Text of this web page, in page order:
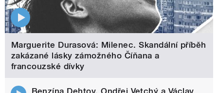
Marguerite Durasová: Milenec. Skandální příběh
zakázané lásky zámožného Číňana a
francouzské dívky
Benzína Dehtov. Ondřej Vetchý a Václav